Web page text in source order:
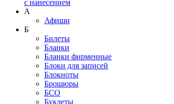
с нанесением
А
Афиши
Б
Билеты
Бланки
Бланки фирменные
Блоки для записей
Блокноты
Брошюры
БСО
Буклеты